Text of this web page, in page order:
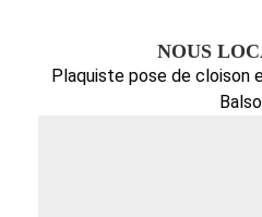
NOUS
Plaquiste pose de cloison